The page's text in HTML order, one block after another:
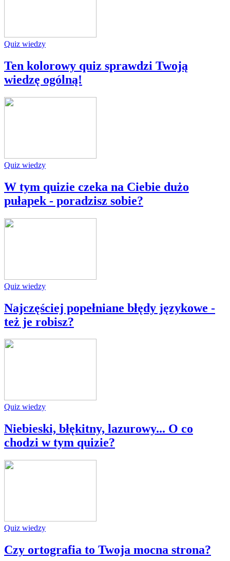
Quiz wiedzy
Ten kolorowy quiz sprawdzi Twoją
wiedzę ogólną!
Quiz wiedzy
W tym quizie czeka na Ciebie dużo
pułapek - poradzisz sobie?
Quiz wiedzy
Najczęściej popełniane błędy językowe -
też je robisz?
Quiz wiedzy
Niebieski, błękitny, lazurowy... O co
chodzi w tym quizie?
Quiz wiedzy
Czy ortografia to Twoja mocna strona?